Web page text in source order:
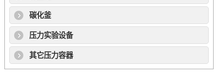
碳化釜
压力实验设备
其它压力容器